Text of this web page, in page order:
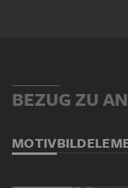
BEZUG ZU
MOTIV